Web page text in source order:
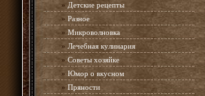
» Детские рецепты
» Разное
» Микроволновка
» Лечебная кулинария
» Советы хозяйке
» Юмор о вкусном
» Пряности